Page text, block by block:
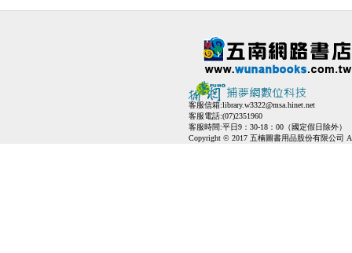
客服信箱:library.w3322@msa.hinet.net
客服電話:(07)2351960
客服時間:平日9：30-18：00（國定假日除外）
Copyright © 2017 五楠圖書用品股份有限公司